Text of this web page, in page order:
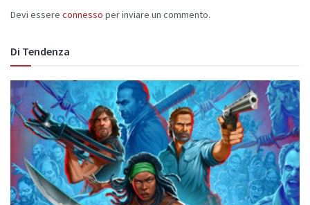
Devi essere connesso per inviare un commento.
Di Tendenza